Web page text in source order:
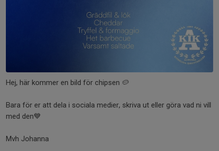
Hej, här kommer en bild för chipsen 🥔
Bara för er att dela i sociala medier, skriva ut eller göra vad ni vill
med den💙
Mvh Johanna